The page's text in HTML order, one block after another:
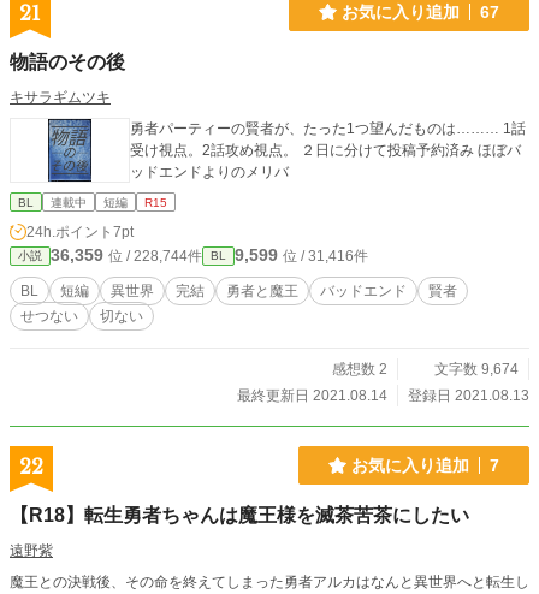
21 お気に入り追加 67
物語のその後
キサラギムツキ
勇者パーティーの賢者が、たった1つ望んだものは……… 1話
受け視点。2話攻め視点。 ２日に分けて投稿予約済み ほぼバ
ッドエンドよりのメリバ
BL 連載中 短編 R15
24h.ポイント 7pt
小説 36,359 位 / 228,744件 BL 9,599 位 / 31,416件
BL 短編 異世界 完結 勇者と魔王 バッドエンド
賢者
せつない
切ない
感想数 2
文字数 9,674
最終更新日 2021.08.14
登録日 2021.08.13
22 お気に入り追加 7
【R18】転生勇者ちゃんは魔王様を滅茶苦茶にしたい
遠野紫
魔王との決戦後、その命を終えてしまった勇者アルカはなんと異世界へと転生し